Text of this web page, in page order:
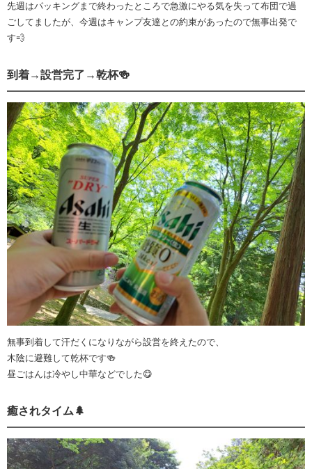
先週はパッキングまで終わったところで急激にやる気を失って布団で過
ごしてましたが、今週はキャンプ友達との約束があったので無事出発で
す💨
到着→設営完了→乾杯🍻
無事到着して汗だくになりながら設営を終えたので、
木陰に避難して乾杯です🍻
昼ごはんは冷やし中華などでした😋
癒されタイム🌲